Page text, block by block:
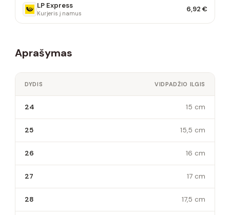
LP Express
Kurjeris į namus 6,92 €
Aprašymas
DYDIS VIDPADŽIO ILGIS
24 15 cm
25 15,5 cm
26 16 cm
27 17 cm
28 17,5 cm